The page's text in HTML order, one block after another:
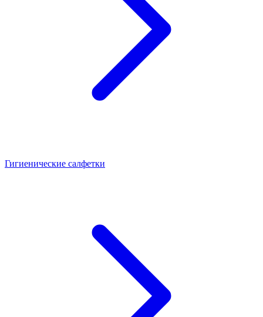
Гигиенические салфетки